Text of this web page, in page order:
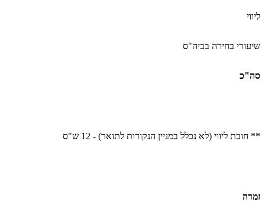
ליווי
שיעורי בחירה בביה"ס
סה"כ
** חובת ליווי (לא נכלל במניין הנקודות לתואר( - 12 ש"ס
זמרה